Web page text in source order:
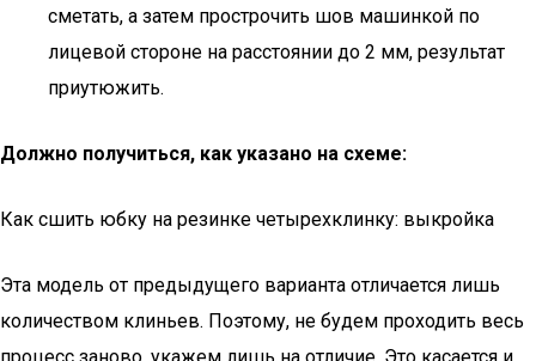
сметать, а затем прострочить шов машинкой по
лицевой стороне на расстоянии до 2 мм, результат
приутюжить.
Должно получиться, как указано на схеме:
Как сшить юбку на резинке четырехклинку: выкройка
Эта модель от предыдущего варианта отличается лишь
количеством клиньев. Поэтому, не будем проходить весь